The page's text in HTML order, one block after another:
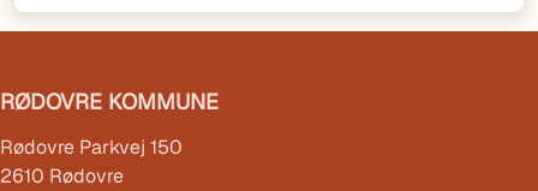
RØDOVRE KOMMUNE
Rødovre Parkvej 150
2610 Rødovre